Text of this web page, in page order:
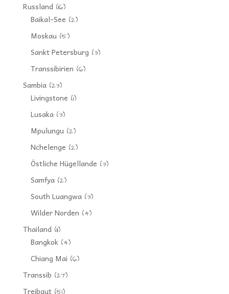
Russland(16)
Baikal-See (2)
Moskau(5)
Sankt Petersburg (3)
Transsibirien (6)
Sambia(23)
Livingstone (1)
Lusaka(3)
Mpulungu(2)
Nchelenge (2)
Östliche Hügellande (3)
Samfya(2)
South Luangwa(3)
Wilder Norden (4)
Thailand(11)
Bangkok(4)
Chiang Mai (6)
Transsib (27)
Treibgut(51)